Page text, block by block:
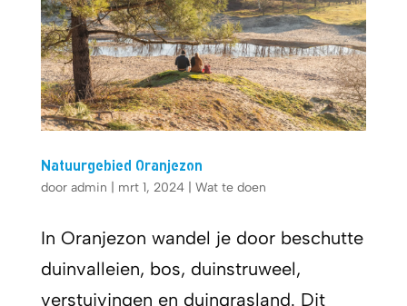
Natuurgebied Oranjezon
door admin mrt 1, 2024| Wat te doen
In Oranjezon wandel je door beschutte
duinvalleien, bos, duinstruweel,
verstuivingen en duingrasland. Dit